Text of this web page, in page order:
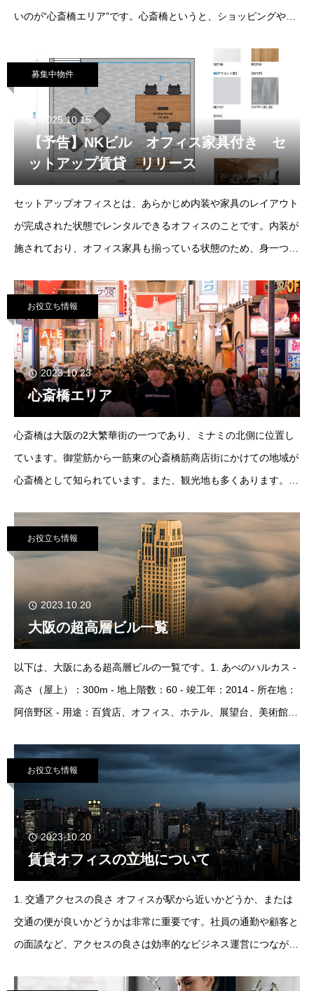
いのが“心斎橋エリア”です。心斎橋というと、ショッピングや観
ランド性を重視する
募集中物件
2025.10.15
【予告】NKビル オフィス家具付き セ
ットアップ賃貸 リリース
セットアップオフィスとは、あらかじめ内装や家具のレイアウト
が完成された状態でレンタルできるオフィスのことです。内装が
施されており、オフィス家具も揃っている状態のため、身一つで
の賃貸オフィスを利用する場合と比べると、手間や
お役立ち情報
2023.10.23
心斎橋エリア
心斎橋は大阪の2大繁華街の一つであり、ミナミの北側に位置し
ています。御堂筋から一筋東の心斎橋筋商店街にかけての地域が
心斎橋として知られています。また、観光地も多くあります。道
れます。心斎橋は、大丸心斎橋店やヨーロッパの一
お役立ち情報
2023.10.20
大阪の超高層ビル一覧
以下は、大阪にある超高層ビルの一覧です。1. あべのハルカス -
高さ（屋上）：300m - 地上階数：60 - 竣工年：2014 - 所在地：
阿倍野区 - 用途：百貨店、オフィス、ホテル、展望台、美術館、
お役立ち情報
2023.10.20
賃貸オフィスの立地について
1. 交通アクセスの良さ オフィスが駅から近いかどうか、または
交通の便が良いかどうかは非常に重要です。社員の通勤や顧客と
の面談など、アクセスの良さは効率的なビジネス運営につながり